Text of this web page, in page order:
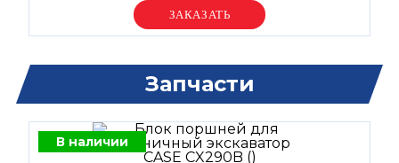
Уточняйте цену
Запчасти
В наличии